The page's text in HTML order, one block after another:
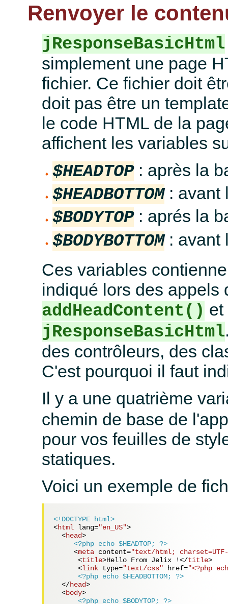
Renvoyer le
jResponseBasicHtml
simplement une page
fichier. Ce fichier doit
doit pas être un
le code HTML de la
affichent les variables
$HEADTOP: après la
$HEADBOTTOM: avant
$BODYTOP: aprés la
$BODYBOTTOM: avant
Ces variables
indiqué lors des appels
addHeadContent() et
jResponseBasicHtml
des contrôleurs, des
C'est pourquoi il faut
Il y a une quatrième
chemin de base de
pour vos feuilles de
statiques.
Voici un exemple de
<!DOCTYPE html>
<html lang="en_US">
<head>
<?php echo $HEADTOP; ?>
<meta content="text/html;
<title>Hello From Jelix !</title>
<link type="text/css" href="<?php
<?php echo $HEADBOTTOM; ?>
</head>
<body>
<?php echo $BODYTOP; ?>